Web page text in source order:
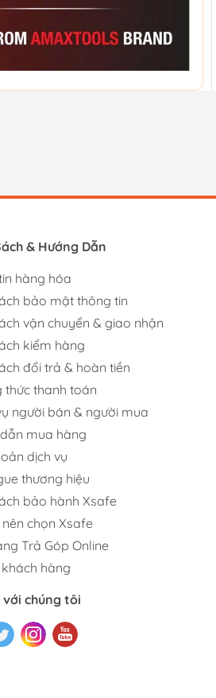
& Hướng Dẫn
hàng hóa
bảo mật thông tin
vận chuyển & giao nhận
kiểm hàng
đổi trả & hoàn tiền
thức thanh toán
người bán & người mua
mua hàng
dịch vụ
thương hiệu
bảo hành Xsafe
chọn Xsafe
Trả Góp Online
hàng
với chúng tôi